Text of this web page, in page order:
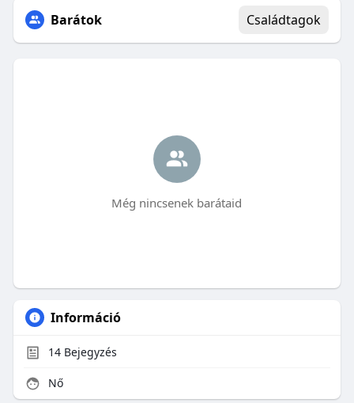
Barátok Családtagok
Még nincsenek barátaid
Információ
14Bejegyzés
Nő